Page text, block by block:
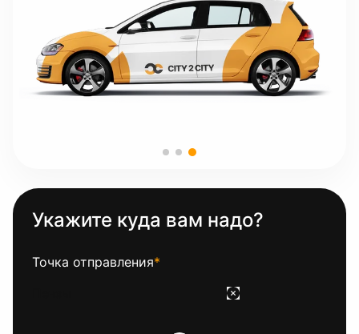
Укажите куда вам надо?
Точка отправления*